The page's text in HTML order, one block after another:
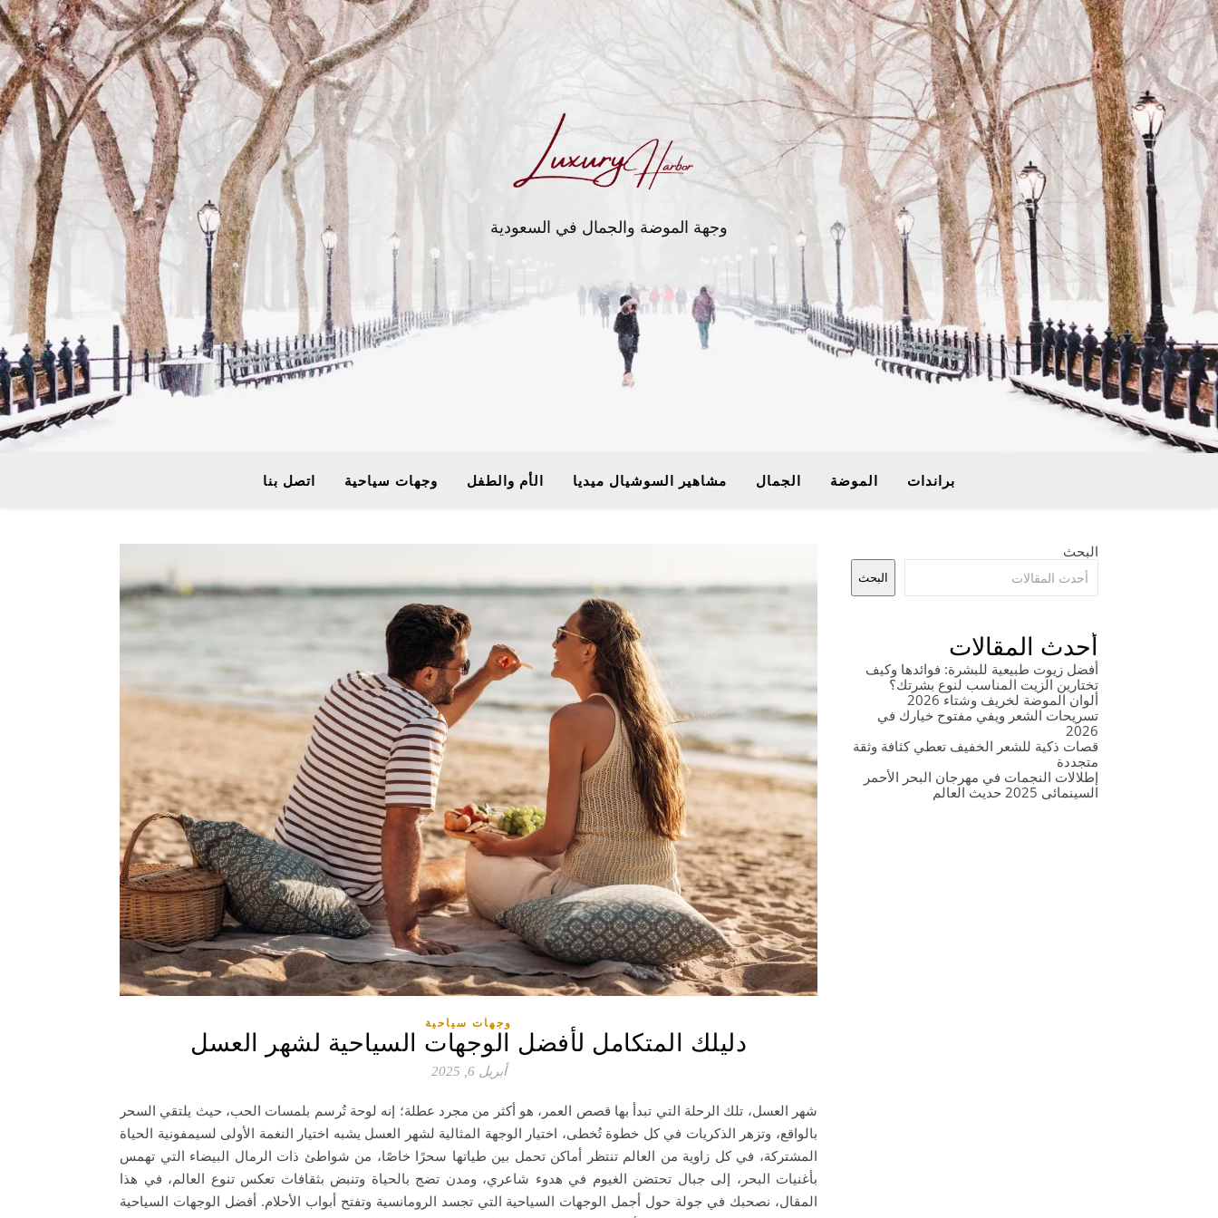
وجهة الموضة والجمال في السعودية
براندات الموضة الجمال مشاهير السوشيال ميديا الأم والطفل وجهات سياحية اتصل بنا
وجهات سياحية
دليلك المتكامل لأفضل الوجهات السياحية لشهر العسل
أبريل 6, 2025
شهر العسل، تلك الرحلة التي تبدأ بها قصص العمر، هو أكثر من مجرد عطلة؛ إنه لوحة تُرسم بلمسات الحب، حيث يلتقي السحر
بالواقع، وتزهر الذكريات في كل خطوة تُخطى، اختيار الوجهة المثالية لشهر العسل يشبه اختيار النغمة الأولى لسيمفونية الحياة
المشتركة، في كل زاوية من العالم تنتظر أماكن تحمل بين طياتها سحرًا خاصًا، من شواطئ ذات الرمال البيضاء التي تهمس
بأغنيات البحر، إلى جبال تحتضن الغيوم في هدوء شاعري، ومدن تضج بالحياة وتنبض بثقافات تعكس تنوع العالم، في هذا
المقال، نصحبك في جولة حول أجمل الوجهات السياحية التي تجسد الرومانسية وتفتح أبواب الأحلام. أفضل الوجهات السياحية
البحث
البحث
أحدث المقالات
أفضل زيوت طبيعية للبشرة: فوائدها وكيف
تختارين الزيت المناسب لنوع بشرتك؟
ألوان الموضة لخريف وشتاء 2026
تسريحات الشعر ويفي مفتوح خيارك في
2026
قصات ذكية للشعر الخفيف تعطي كثافة وثقة
متجددة
إطلالات النجمات في مهرجان البحر الأحمر
السينمائي 2025 حديث العالم